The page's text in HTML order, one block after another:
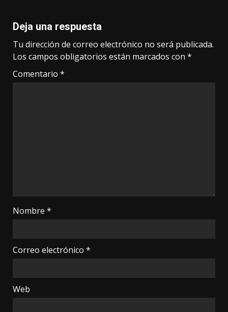
Deja una respuesta
Tu dirección de correo electrónico no será publicada.
Los campos obligatorios están marcados con *
Comentario *
Nombre *
Correo electrónico *
Web